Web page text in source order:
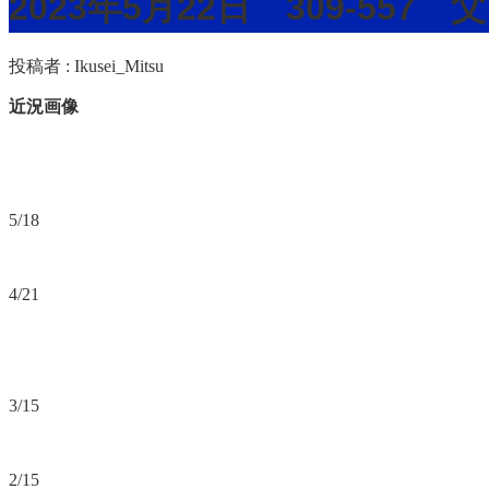
投稿者 : Ikusei_Mitsu
近況画像
5/18
4/21
3/15
2/15